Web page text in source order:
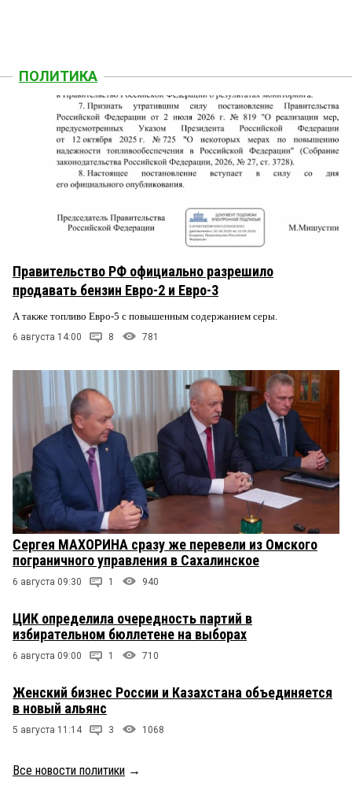
ПОЛИТИКА
Правительство РФ официально разрешило
продавать бензин Евро-2 и Евро-3
А также топливо Евро-5 с повышенным содержанием серы.
6 августа 14:00 8 781
Сергея МАХОРИНА сразу же перевели из Омского
пограничного управления в Сахалинское
6 августа 09:30 1 940
ЦИК определила очередность партий в
избирательном бюллетене на выборах
6 августа 09:00 1 710
Женский бизнес России и Казахстана объединяется
в новый альянс
5 августа 11:14 3 1068
Все новости политики →